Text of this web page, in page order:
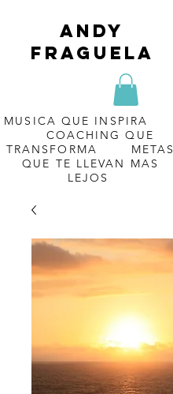
Andy
Fraguela
MUSICA QUE INSPIRA
COACHING QUE
TRANSFORMA METAS
QUE TE LLEVAN MAS
LEJOS